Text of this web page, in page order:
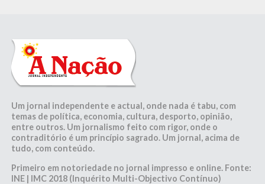
Um jornal independente e actual, onde nada é tabu, com
temas de política, economia, cultura, desporto, opinião,
entre outros. Um jornalismo feito com rigor, onde o
contraditório é um princípio sagrado. Um jornal, acima de
tudo, com conteúdo.
Primeiro em notoriedade no jornal impresso e online. Fonte:
INE | IMC 2018 (Inquérito Multi-Objectivo Contínuo)